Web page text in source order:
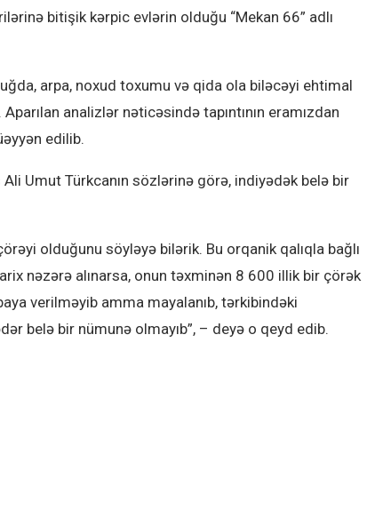
bitişik kərpic evlərin olduğu “Mekan 66” adlı
arpa, noxud toxumu və qida ola biləcəyi ehtimal
analizlər nəticəsində tapıntının eramızdan
edilib.
Umut Türkcanın sözlərinə görə, indiyədək belə bir
olduğunu söyləyə bilərik. Bu orqanik qalıqla bağlı
nəzərə alınarsa, onun təxminən 8 600 illik bir çörək
verilməyib amma mayalanıb, tərkibindəki
belə bir nümunə olmayıb”, – deyə o qeyd edib.